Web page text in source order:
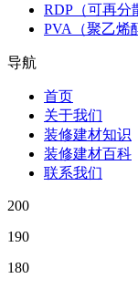
RDP（可再分
PVA（聚乙烯
导航
首页
关于我们
装修建材知识
装修建材百科
联系我们
200
190
180